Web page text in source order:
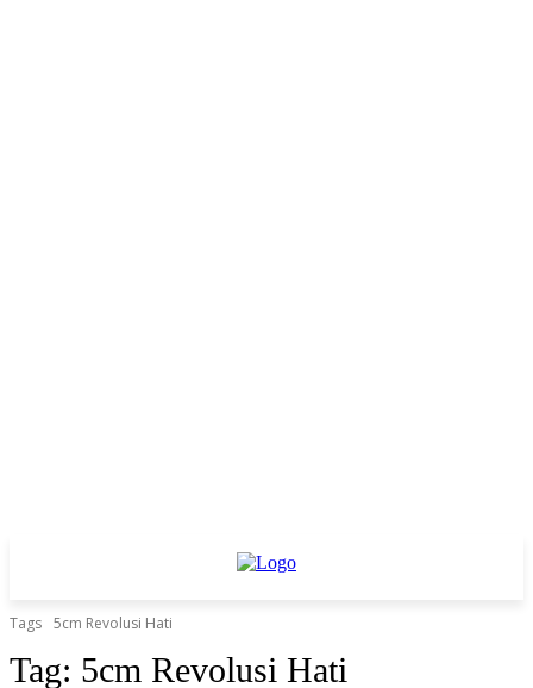
Tags 5cm Revolusi Hati
Tag: 5cm Revolusi Hati